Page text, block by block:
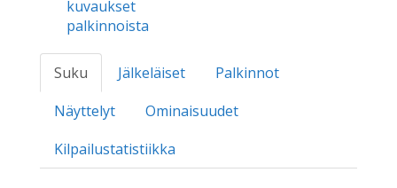
kuvaukset
palkinnoista
Suku Jälkeläiset
Palkinnot
Näyttelyt
Ominaisuudet
Kilpailustatistiikka